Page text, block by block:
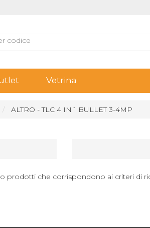
Vetrina
ALTRO - TLC 4 IN 1 BULLET 3-4MP
prodotti che corrispondono ai criteri di